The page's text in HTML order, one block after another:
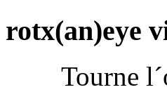
rotx(an)eye
Tourne